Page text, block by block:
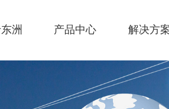
洲 产品中心 解决方